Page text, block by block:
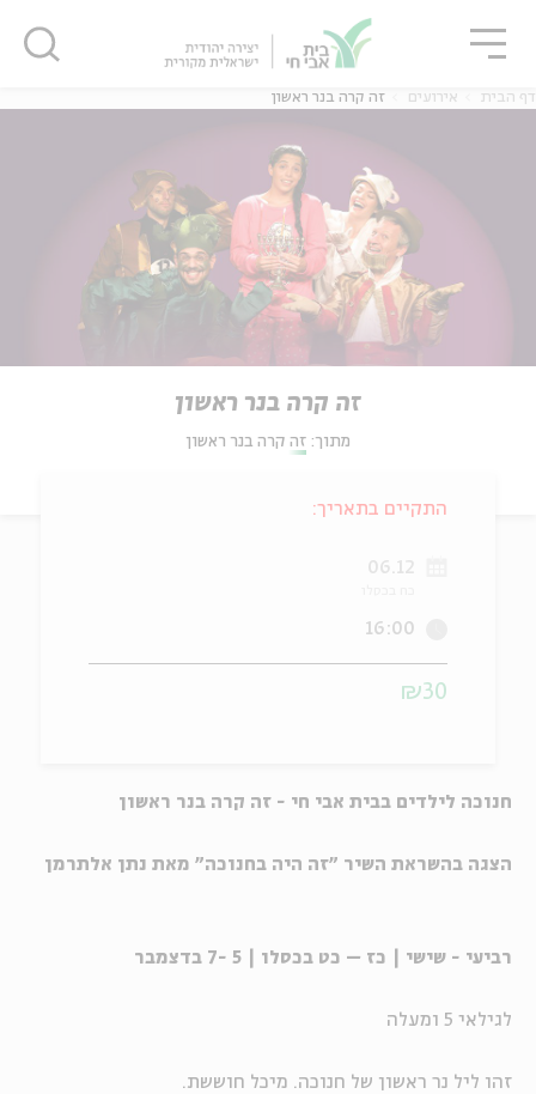
דף הבית אירועים זה קרה בנר ראשון
זה קרה בנר ראשון
מתוך: זה קרה בנר ראשון
חנוכה לילדים בבית אבי חי - זה קרה בנר ראשון
הצגה בהשראת השיר "זה היה בחנוכה" מאת נתן אלתרמן
רביעי - שישי | כז – כט בכסלו | 5 -7 בדצמבר
לגילאי 5 ומעלה
זהו ליל נר ראשון של חנוכה. מיכל חוששת.
התקיים בתאריך:
06.12
16:00
₪30
סגור